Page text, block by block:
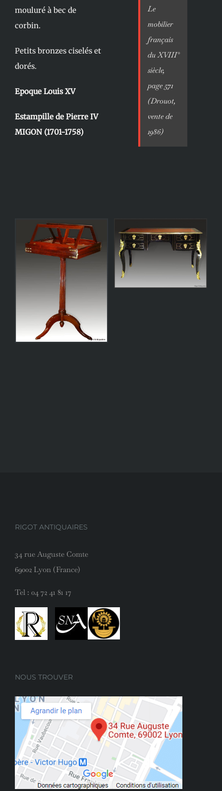
mouluré à bec de
corbin.
Petits bronzes ciselés et
dorés.
Epoque Louis XV
Estampille de Pierre IV
MIGON (1701-1758)
Le
mobilier
français
du XVIII°
siècle,
page 571
(Drouot,
vente de
1986)
RIGOT ANTIQUAIRES
34 rue Auguste Comte
69002 Lyon (France)
Tel : 04 72 41 81 17
NOUS TROUVER